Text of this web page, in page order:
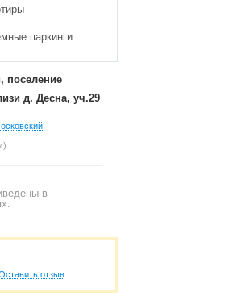
паркинги
поселение
д. Десна, уч.29
в
отзыв